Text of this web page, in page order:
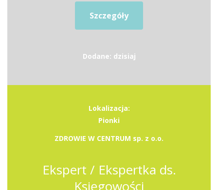
Szczegóły
Dodane: dzisiaj
Lokalizacja:
Pionki
ZDROWIE W CENTRUM sp. z o.o.
Ekspert / Ekspertka ds.
Księgowości